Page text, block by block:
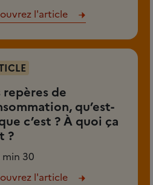
l'article
repères de
qu’est-
c’est ? À quoi ça
?
min 30
l'article